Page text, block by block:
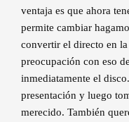
ventaja es que ahora
permite cambiar
convertir el directo en
preocupación con eso
inmediatamente el
presentación y luego
merecido. También